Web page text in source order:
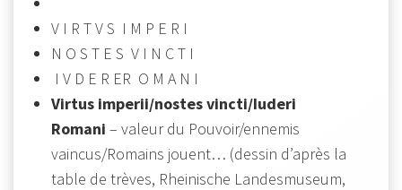
V I R T V S I M P E R I
N O S T E S V I N C T I
I V D E R ER O M A N I
Virtus imperii/nostes vincti/Iuderi
Romani – valeur du Pouvoir/ennemis
vaincus/Romains jouent… (dessin d’après la
table de trèves, Rheinische Landesmuseum,